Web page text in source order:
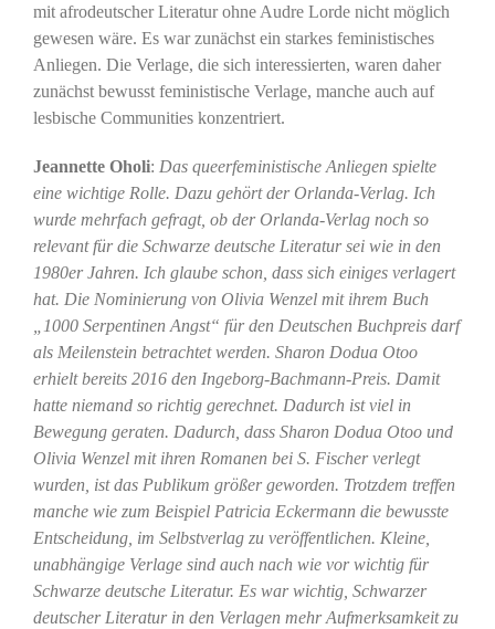
mit afrodeutscher Literatur ohne Audre Lorde nicht möglich
gewesen wäre. Es war zunächst ein starkes feministisches
Anliegen. Die Verlage, die sich interessierten, waren daher
zunächst bewusst feministische Verlage, manche auch auf
lesbische Communities konzentriert.
Jeannette Oholi: Das queerfeministische Anliegen spielte
eine wichtige Rolle. Dazu gehört der Orlanda-Verlag. Ich
wurde mehrfach gefragt, ob der Orlanda-Verlag noch so
relevant für die Schwarze deutsche Literatur sei wie in den
1980er Jahren. Ich glaube schon, dass sich einiges verlagert
hat. Die Nominierung von Olivia Wenzel mit ihrem Buch
„1000 Serpentinen Angst“ für den Deutschen Buchpreis darf
als Meilenstein betrachtet werden. Sharon Dodua Otoo
erhielt bereits 2016 den Ingeborg-Bachmann-Preis. Damit
hatte niemand so richtig gerechnet. Dadurch ist viel in
Bewegung geraten. Dadurch, dass Sharon Dodua Otoo und
Olivia Wenzel mit ihren Romanen bei S. Fischer verlegt
wurden, ist das Publikum größer geworden. Trotzdem treffen
manche wie zum Beispiel Patricia Eckermann die bewusste
Entscheidung, im Selbstverlag zu veröffentlichen. Kleine,
unabhängige Verlage sind auch nach wie vor wichtig für
Schwarze deutsche Literatur. Es war wichtig, Schwarzer
deutscher Literatur in den Verlagen mehr Aufmerksamkeit zu